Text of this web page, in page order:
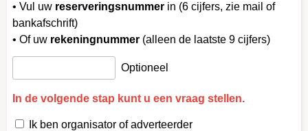
• Vul uw reserveringsnummer in (6 cijfers, zie mail of
bankafschrift)
• Of uw rekeningnummer (alleen de laatste 9 cijfers)
Optioneel
In de volgende stap kunt u een vraag stellen.
Ik ben organisator of adverteerder